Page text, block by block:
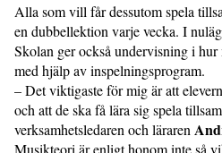
Alla som vill får dessutom spela
en dubbel­lektion varje vecka. I
Skolan ger också under­visning i
med hjälp av inspelningsprogram.
– Det viktigaste för mig är att
och att de ska få lära sig spela
verksamhetsledaren och läraren
Musikteori är enligt honom inte så